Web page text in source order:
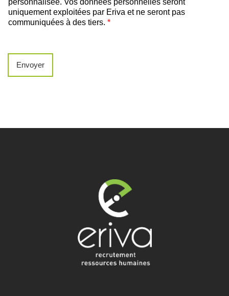
personnalisée. Vos données personnelles seront
uniquement exploitées par Eriva et ne seront pas
communiquées à des tiers. *
Envoyer